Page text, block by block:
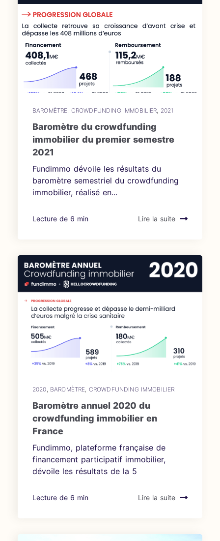
BAROMÈTRE CROWDFUNDING IMMOBILIER 2021
Baromètre du crowdfunding
immobilier du premier semestre
2021
Fundimmo dévoile les résultats du
baromètre semestriel du crowdfunding
immobilier, réalisé en...
Lecture de 6 min Lire la suite
2020 BAROMÈTRE CROWDFUNDING IMMOBILIER
Baromètre annuel 2020 du
crowdfunding immobilier en
France
Fundimmo, plateforme française de
financement participatif immobilier,
dévoile les résultats de la 5
Lecture de 6 min Lire la suite